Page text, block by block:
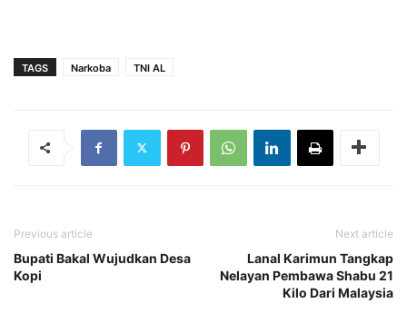
TAGS Narkoba TNI AL
Previous article
Bupati Bakal Wujudkan Desa
Kopi
Next article
Lanal Karimun Tangkap
Nelayan Pembawa Shabu 21
Kilo Dari Malaysia